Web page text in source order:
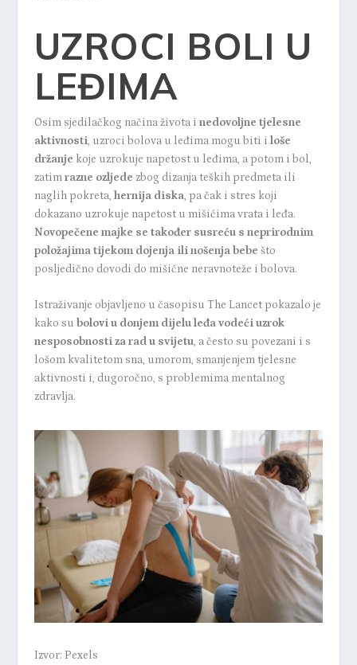
UZROCI BOLI U
LEĐIMA
Osim sjedilačkog načina života i nedovoljne tjelesne
aktivnosti, uzroci bolova u leđima mogu biti i loše
držanje koje uzrokuje napetost u leđima, a potom i bol,
zatimrazne ozljede zbog dizanja teških predmeta ili
naglih pokreta, hernija diska, pa čak i stres koji
dokazano uzrokuje napetost u mišićima vrata i leđa.
Novopečene majke se također susreću s neprirodnim
položajima tijekom dojenja ili nošenja bebe što
posljedično dovodi do mišićne neravnoteže i bolova.
Istraživanje objavljeno u časopisu The Lancet pokazalo je
kako su bolovi u donjem dijelu leđa vodeći uzrok
nesposobnosti za rad u svijetu, a često su povezani i s
lošom kvalitetom sna, umorom, smanjenjem tjelesne
aktivnosti i, dugoročno, s problemima mentalnog
zdravlja.
Izvor: Pexels